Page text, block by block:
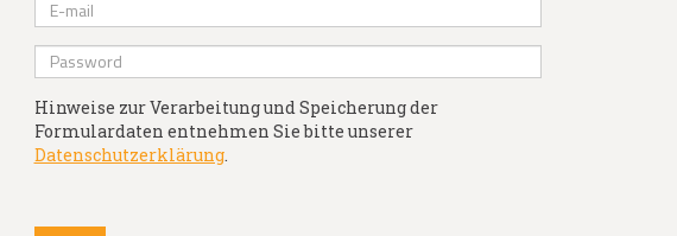
Hinweise zur Verarbeitung und Speicherung der
Formulardaten entnehmen Sie bitte unserer
Datenschutzerklärung.